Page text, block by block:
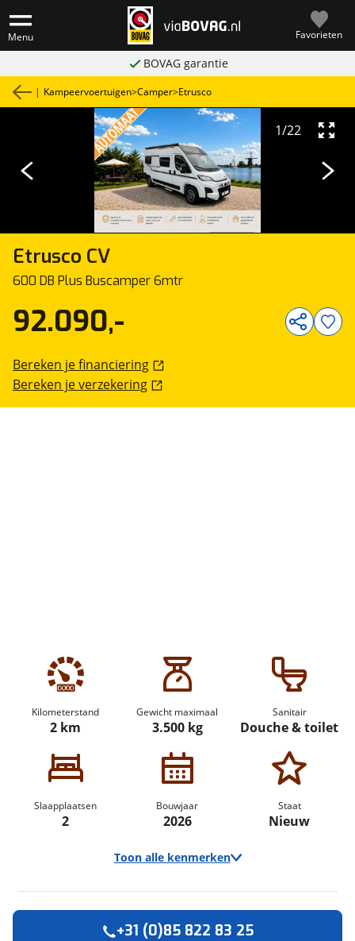
Menu Favorieten
BOVAG garantie
| Kampeervoertuigen>Camper>Etrusco
Etrusco CV
600 DB Plus Buscamper 6mtr
1/22
Kilometerstand
2 km
Gewicht maximaal
3.500 kg
Sanitair
Douche & toilet
Slaapplaatsen
2
Bouwjaar
2026
Staat
Nieuw
Toon alle kenmerken
92.090,-
Bereken je financiering
Bereken je verzekering
+31 (0)85 822 83 25